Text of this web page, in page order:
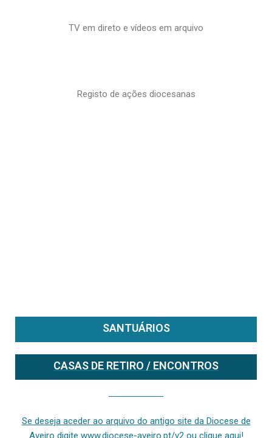
TV em direto e vídeos em arquivo
Registo de ações diocesanas
SANTUÁRIOS
CASAS DE RETIRO / ENCONTROS
Se deseja aceder ao arquivo do antigo site da Diocese de
Aveiro digite www.diocese-aveiro.pt/v2 ou clique aqui!